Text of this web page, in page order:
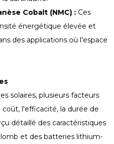
Cobalt (NMC) :Ces
énergétique élevée et
des applications où l'espace
solaires, plusieurs facteurs
l'efficacité, la durée de
détaillé des caractéristiques
et des batteries lithium-